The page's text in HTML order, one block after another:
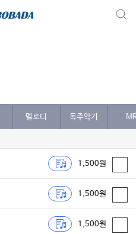
멜로디 독주악기
1,500원
1,500원
1,500원